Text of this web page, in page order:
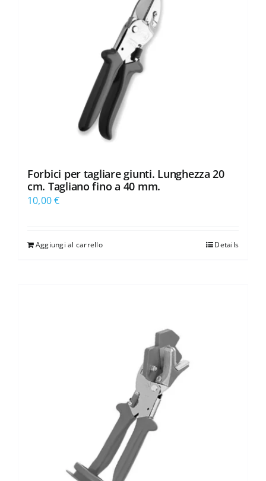
Forbici per tagliare giunti. Lunghezza 20
cm. Tagliano fino a 40 mm.
10,00€
Aggiungi al carrello Details